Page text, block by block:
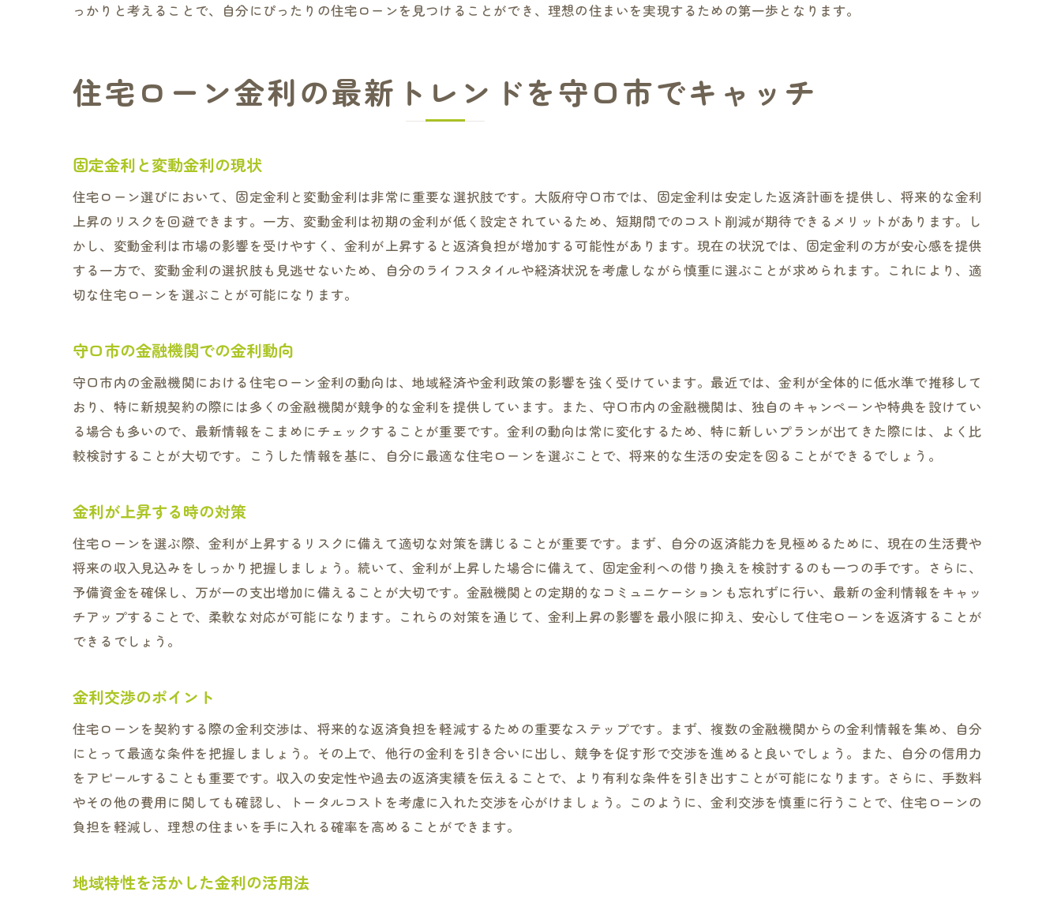
長期返済に備える計画の立て方
予算オーバーを避けるための戦略
住宅ローン選びで失敗しない守口市の最新情報と注意点
守口市周辺の不動産投資環境
ローン契約の際の法的留意点
地域特性を理解した賢い選択
っかりと考えることで、自分にぴったりの住宅ローンを見つけることができ、理想の住まいを実現するための第一歩となります。
住宅ローン金利の最新トレンドを守口市でキャッチ
固定金利と変動金利の現状
住宅ローン選びにおいて、固定金利と変動金利は非常に重要な選択肢です。大阪府守口市では、固定金利は安定した返済計画を提供し、将来的な金利
上昇のリスクを回避できます。一方、変動金利は初期の金利が低く設定されているため、短期間でのコスト削減が期待できるメリットがあります。し
かし、変動金利は市場の影響を受けやすく、金利が上昇すると返済負担が増加する可能性があります。現在の状況では、固定金利の方が安心感を提供
する一方で、変動金利の選択肢も見逃せないため、自分のライフスタイルや経済状況を考慮しながら慎重に選ぶことが求められます。これにより、適
切な住宅ローンを選ぶことが可能になります。
守口市の金融機関での金利動向
守口市内の金融機関における住宅ローン金利の動向は、地域経済や金利政策の影響を強く受けています。最近では、金利が全体的に低水準で推移して
おり、特に新規契約の際には多くの金融機関が競争的な金利を提供しています。また、守口市内の金融機関は、独自のキャンペーンや特典を設けてい
る場合も多いので、最新情報をこまめにチェックすることが重要です。金利の動向は常に変化するため、特に新しいプランが出てきた際には、よく比
較検討することが大切です。こうした情報を基に、自分に最適な住宅ローンを選ぶことで、将来的な生活の安定を図ることができるでしょう。
金利が上昇する時の対策
住宅ローンを選ぶ際、金利が上昇するリスクに備えて適切な対策を講じることが重要です。まず、自分の返済能力を見極めるために、現在の生活費や
将来の収入見込みをしっかり把握しましょう。続いて、金利が上昇した場合に備えて、固定金利への借り換えを検討するのも一つの手です。さらに、
予備資金を確保し、万が一の支出増加に備えることが大切です。金融機関との定期的なコミュニケーションも忘れずに行い、最新の金利情報をキャッ
チアップすることで、柔軟な対応が可能になります。これらの対策を通じて、金利上昇の影響を最小限に抑え、安心して住宅ローンを返済することが
できるでしょう。
金利交渉のポイント
住宅ローンを契約する際の金利交渉は、将来的な返済負担を軽減するための重要なステップです。まず、複数の金融機関からの金利情報を集め、自分
にとって最適な条件を把握しましょう。その上で、他行の金利を引き合いに出し、競争を促す形で交渉を進めると良いでしょう。また、自分の信用力
をアピールすることも重要です。収入の安定性や過去の返済実績を伝えることで、より有利な条件を引き出すことが可能になります。さらに、手数料
やその他の費用に関しても確認し、トータルコストを考慮に入れた交渉を心がけましょう。このように、金利交渉を慎重に行うことで、住宅ローンの
負担を軽減し、理想の住まいを手に入れる確率を高めることができます。
地域特性を活かした金利の活用法